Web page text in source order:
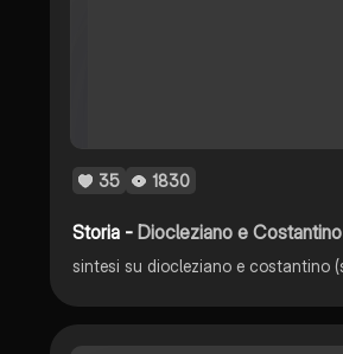
35 1830
Storia -Diocleziano e Costantino